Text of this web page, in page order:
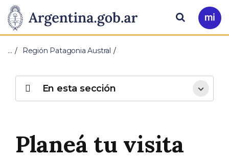
Presidencia
de
Nación
Pasar al contenido principal
Ir
a
Buscar
… Región Patagonia Austral
Planeá tu visita
En esta sección